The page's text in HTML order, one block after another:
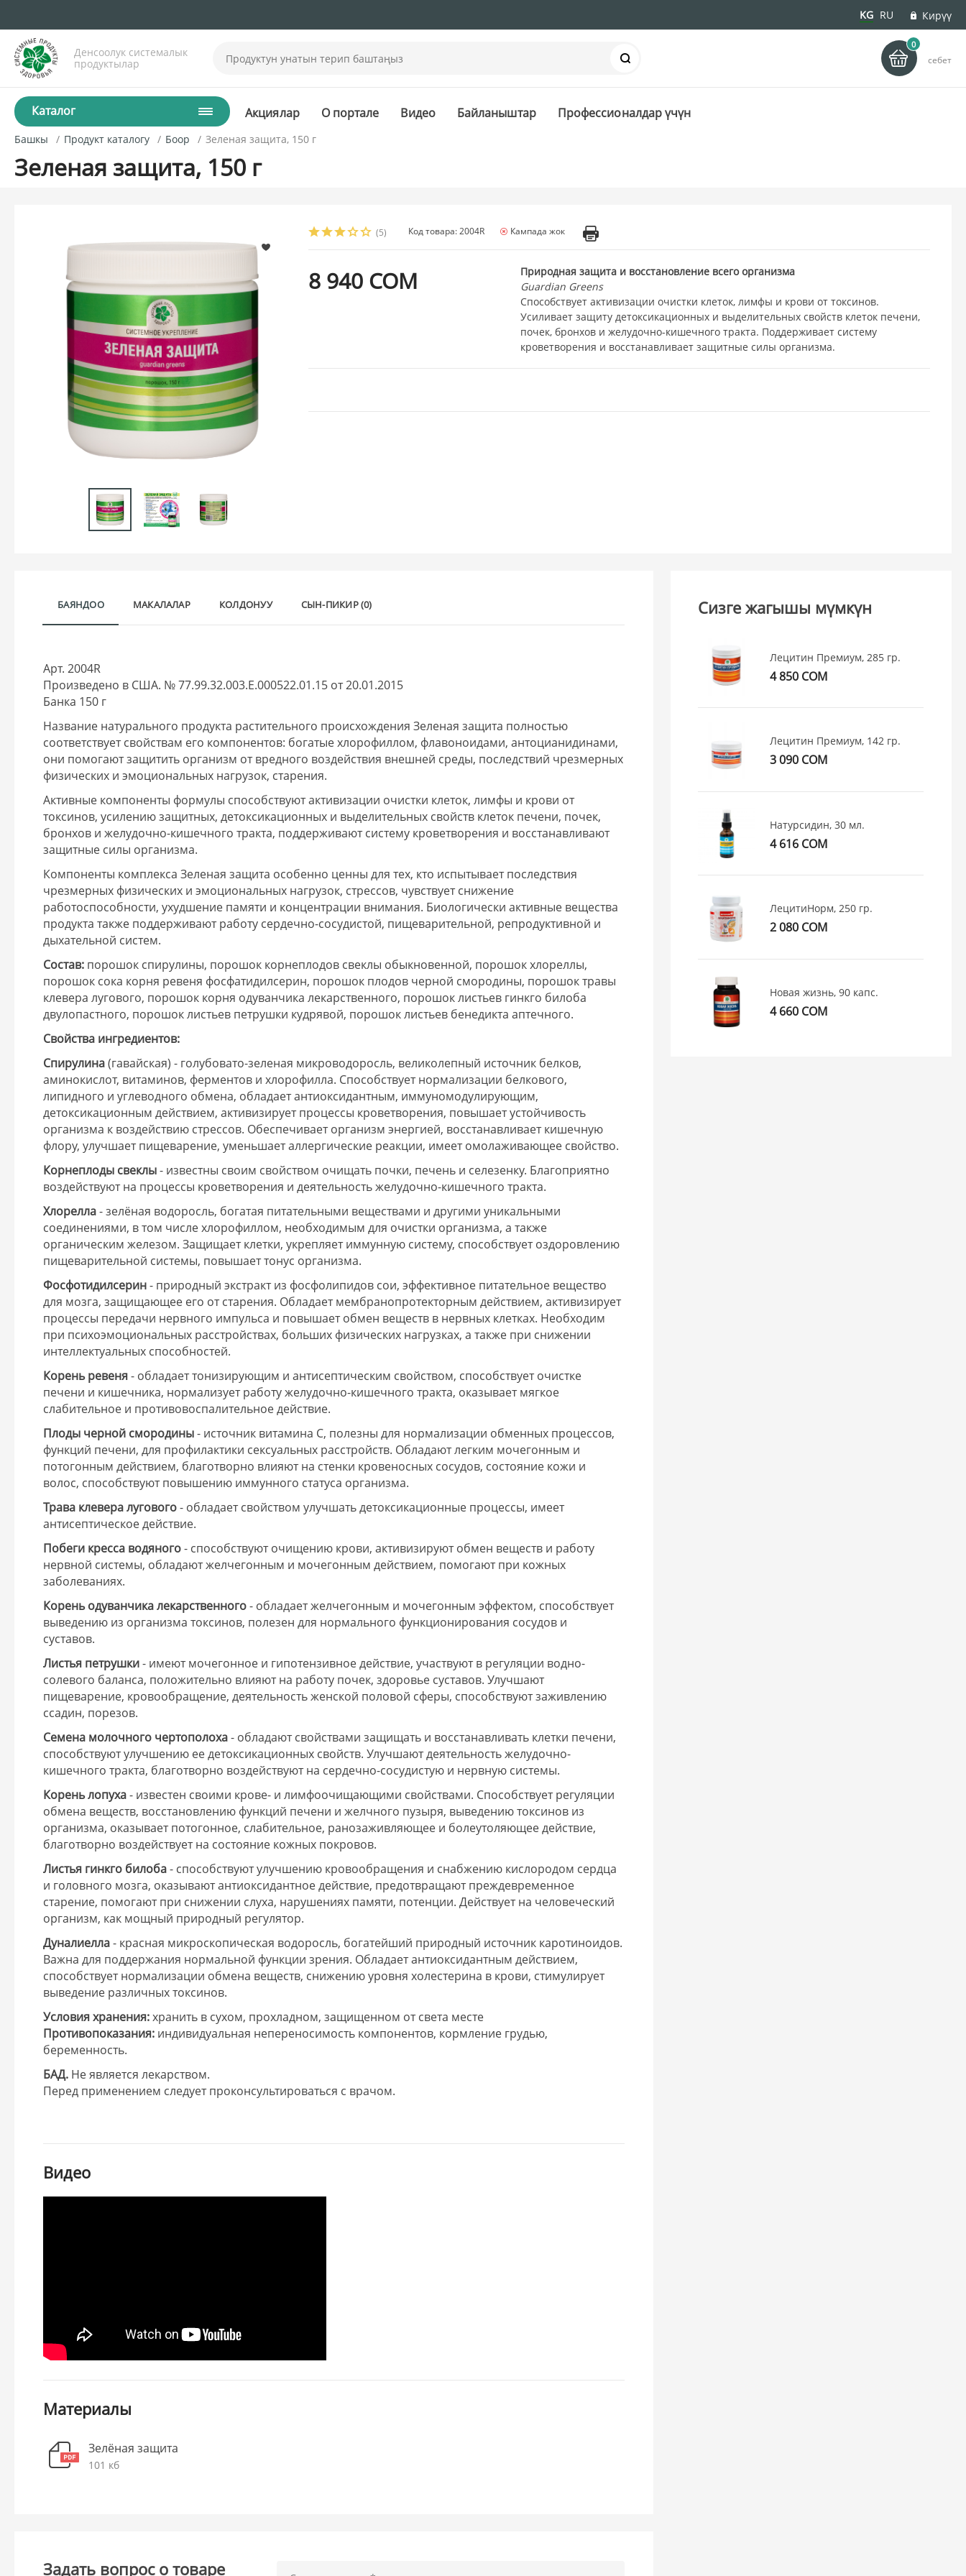
KG RU Кирүү
Денсоолук системалык
продуктылар
0
себет
Каталог Акциялар О портале Видео Байланыштар Профессионалдар үчүн
Башкы Продукт каталогу Боор Зеленая защита, 150 г
Зеленая защита, 150 г
(5) Код товара: 2004R Кампада жок
8 940 СОМ
Природная защита и восстановление всего организма
Guardian Greens
Способствует активизации очистки клеток, лимфы и крови от токсинов.
Усиливает защиту детоксикационных и выделительных свойств клеток печени,
почек, бронхов и желудочно-кишечного тракта. Поддерживает систему
кроветворения и восстанавливает защитные силы организма.
БАЯНДОО МАКАЛАЛАР КОЛДОНУУ СЫН-ПИКИР (0)
Арт. 2004R
Произведено в США. № 77.99.32.003.Е.000522.01.15 от 20.01.2015
Банка 150 г
Название натурального продукта растительного происхождения Зеленая защита полностью
соответствует свойствам его компонентов: богатые хлорофиллом, флавоноидами, антоцианидинами,
они помогают защитить организм от вредного воздействия внешней среды, последствий чрезмерных
физических и эмоциональных нагрузок, старения.
Активные компоненты формулы способствуют активизации очистки клеток, лимфы и крови от
токсинов, усилению защитных, детоксикационных и выделительных свойств клеток печени, почек,
бронхов и желудочно-кишечного тракта, поддерживают систему кроветворения и восстанавливают
защитные силы организма.
Компоненты комплекса Зеленая защита особенно ценны для тех, кто испытывает последствия
чрезмерных физических и эмоциональных нагрузок, стрессов, чувствует снижение
работоспособности, ухудшение памяти и концентрации внимания. Биологически активные вещества
продукта также поддерживают работу сердечно-сосудистой, пищеварительной, репродуктивной и
дыхательной систем.
Состав: порошок спирулины, порошок корнеплодов свеклы обыкновенной, порошок хлореллы,
порошок сока корня ревеня фосфатидилсерин, порошок плодов черной смородины, порошок травы
клевера лугового, порошок корня одуванчика лекарственного, порошок листьев гинкго билоба
двулопастного, порошок листьев петрушки кудрявой, порошок листьев бенедикта аптечного.
Свойства ингредиентов:
Спирулина(гавайская) - голубовато-зеленая микроводоросль, великолепный источник белков,
аминокислот, витаминов, ферментов и хлорофилла. Способствует нормализации белкового,
липидного и углеводного обмена, обладает антиоксидантным, иммуномодулирующим,
детоксикационным действием, активизирует процессы кроветворения, повышает устойчивость
организма к воздействию стрессов. Обеспечивает организм энергией, восстанавливает кишечную
флору, улучшает пищеварение, уменьшает аллергические реакции, имеет омолаживающее свойство.
Корнеплоды свеклы- известны своим свойством очищать почки, печень и селезенку. Благоприятно
воздействуют на процессы кроветворения и деятельность желудочно-кишечного тракта.
Хлорелла- зелёная водоросль, богатая питательными веществами и другими уникальными
соединениями, в том числе хлорофиллом, необходимым для очистки организма, а также
органическим железом. Защищает клетки, укрепляет иммунную систему, способствует оздоровлению
пищеварительной системы, повышает тонус организма.
Фосфотидилсерин- природный экстракт из фосфолипидов сои, эффективное питательное вещество
для мозга, защищающее его от старения. Обладает мембранопротекторным действием, активизирует
процессы передачи нервного импульса и повышает обмен веществ в нервных клетках. Необходим
при психоэмоциональных расстройствах, больших физических нагрузках, а также при снижении
интеллектуальных способностей.
Корень ревеня- обладает тонизирующим и антисептическим свойством, способствует очистке
печени и кишечника, нормализует работу желудочно-кишечного тракта, оказывает мягкое
слабительное и противовоспалительное действие.
Плоды черной смородины- источник витамина С, полезны для нормализации обменных процессов,
функций печени, для профилактики сексуальных расстройств. Обладают легким мочегонным и
потогонным действием, благотворно влияют на стенки кровеносных сосудов, состояние кожи и
волос, способствуют повышению иммунного статуса организма.
Трава клевера лугового- обладает свойством улучшать детоксикационные процессы, имеет
антисептическое действие.
Побеги кресса водяного- способствуют очищению крови, активизируют обмен веществ и работу
нервной системы, обладают желчегонным и мочегонным действием, помогают при кожных
заболеваниях.
Корень одуванчика лекарственного- обладает желчегонным и мочегонным эффектом, способствует
выведению из организма токсинов, полезен для нормального функционирования сосудов и
суставов.
Листья петрушки- имеют мочегонное и гипотензивное действие, участвуют в регуляции водно-
солевого баланса, положительно влияют на работу почек, здоровье суставов. Улучшают
пищеварение, кровообращение, деятельность женской половой сферы, способствуют заживлению
ссадин, порезов.
Семена молочного чертополоха- обладают свойствами защищать и восстанавливать клетки печени,
способствуют улучшению ее детоксикационных свойств. Улучшают деятельность желудочно-
кишечного тракта, благотворно воздействуют на сердечно-сосудистую и нервную системы.
Корень лопуха- известен своими крове- и лимфоочищающими свойствами. Способствует регуляции
обмена веществ, восстановлению функций печени и желчного пузыря, выведению токсинов из
организма, оказывает потогонное, слабительное, ранозаживляющее и болеутоляющее действие,
благотворно воздействует на состояние кожных покровов.
Листья гинкго билоба- способствуют улучшению кровообращения и снабжению кислородом сердца
и головного мозга, оказывают антиоксидантное действие, предотвращают преждевременное
старение, помогают при снижении слуха, нарушениях памяти, потенции. Действует на человеческий
организм, как мощный природный регулятор.
Дуналиелла- красная микроскопическая водоросль, богатейший природный источник каротиноидов.
Важна для поддержания нормальной функции зрения. Обладает антиоксидантным действием,
способствует нормализации обмена веществ, снижению уровня холестерина в крови, стимулирует
выведение различных токсинов.
Условия хранения:хранить в сухом, прохладном, защищенном от света месте
Противопоказания: индивидуальная непереносимость компонентов, кормление грудью,
беременность.
БАД. Не является лекарством.
Перед применением следует проконсультироваться с врачом.
Видео
Материалы
Зелёная защита
101 кб
Задать вопрос о товаре
Сизге жагышы мүмкүн
Лецитин Премиум, 285 гр.
4 850 СОМ
Лецитин Премиум, 142 гр.
3 090 СОМ
Натурсидин, 30 мл.
4 616 СОМ
ЛецитиНорм, 250 гр.
2 080 СОМ
Новая жизнь, 90 капс.
4 660 СОМ